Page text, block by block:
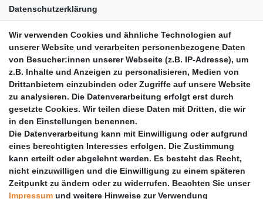
Datenschutzerklärung
Barrierefreiheit
Anleitungen
Vertrag widerrufen
PARTNER
DHL
GLS
PaketPLUS
Wir verwenden Cookies und ähnliche Technologien auf
unserer Website und verarbeiten personenbezogene Daten
von Besucher:innen unserer Webseite (z.B. IP-Adresse), um
z.B. Inhalte und Anzeigen zu personalisieren, Medien von
Drittanbietern einzubinden oder Zugriffe auf unsere Website
zu analysieren. Die Datenverarbeitung erfolgt erst durch
gesetzte Cookies. Wir teilen diese Daten mit Dritten, die wir
in den Einstellungen benennen.
Die Datenverarbeitung kann mit Einwilligung oder aufgrund
eines berechtigten Interesses erfolgen. Die Zustimmung
kann erteilt oder abgelehnt werden. Es besteht das Recht,
nicht einzuwilligen und die Einwilligung zu einem späteren
Zeitpunkt zu ändern oder zu widerrufen. Beachten Sie unser
Impressum und weitere Hinweise zur Verwendung